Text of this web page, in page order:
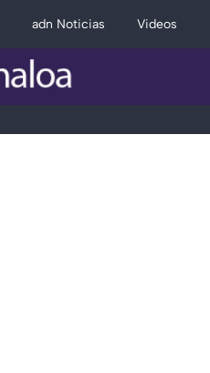
adn Noticias Videos